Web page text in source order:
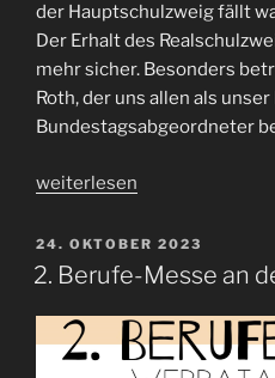
der Hauptschulzweig fällt
Der Erhalt des
mehr sicher. Besonders
Roth, der uns allen als
Bundestagsabgeordneter
„„Werratalschule
Wir
kämpfen
weiterlesen
VERÖFFENTLICHT
AM
24. OKTOBER 2023
2. Berufe-Messe an